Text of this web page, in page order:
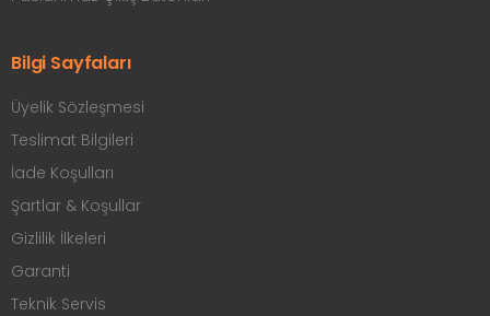
Bilgi Sayfaları
Üyelik Sözleşmesi
Teslimat Bilgileri
İade Koşulları
Şartlar & Koşullar
Gizlilik İlkeleri
Garanti
Teknik Servis